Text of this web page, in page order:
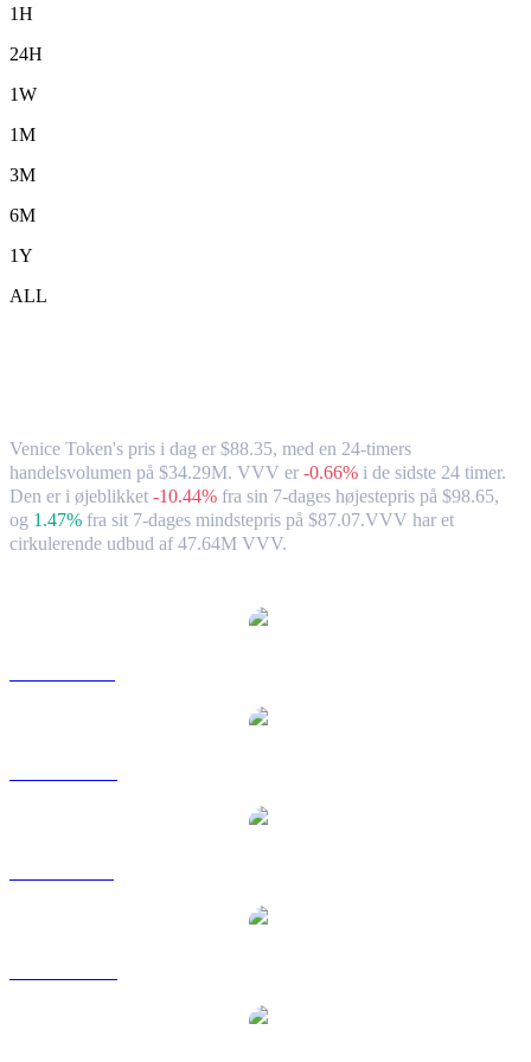
1H
24H
1W
1M
3M
6M
1Y
ALL
Venice Token's pris i dag er $88.35, med en 24-timers
handelsvolumen på $34.29M. VVV er -0.66% i de sidste 24 timer.
Den er i øjeblikket -10.44% fra sin 7-dages højestepris på $98.65,
og 1.47% fra sit 7-dages mindstepris på $87.07.VVV har et
cirkulerende udbud af 47.64M VVV.